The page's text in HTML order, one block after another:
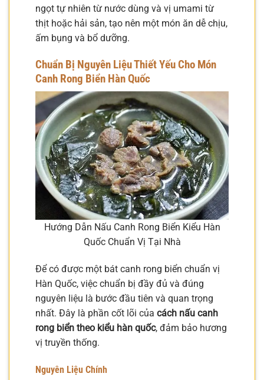
ngọt tự nhiên từ nước dùng và vị umami từ
thịt hoặc hải sản, tạo nên một món ăn dễ chịu,
ấm bụng và bổ dưỡng.
Chuẩn Bị Nguyên Liệu Thiết Yếu Cho Món
Canh Rong Biển Hàn Quốc
Hướng Dẫn Nấu Canh Rong Biển Kiểu Hàn
Quốc Chuẩn Vị Tại Nhà
Để có được một bát canh rong biển chuẩn vị
Hàn Quốc, việc chuẩn bị đầy đủ và đúng
nguyên liệu là bước đầu tiên và quan trọng
nhất. Đây là phần cốt lõi của cách nấu canh
rong biển theo kiểu hàn quốc, đảm bảo hương
vị truyền thống.
Nguyên Liệu Chính